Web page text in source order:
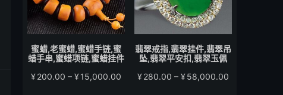
蜜蜡,老蜜蜡,蜜蜡手链,蜜
蜡手串,蜜蜡项链,蜜蜡挂件
¥200.00 – ¥15,000.00
翡翠戒指,翡翠挂件,翡翠吊
坠,翡翠平安扣,翡翠玉佩
¥280.00 – ¥58,000.00